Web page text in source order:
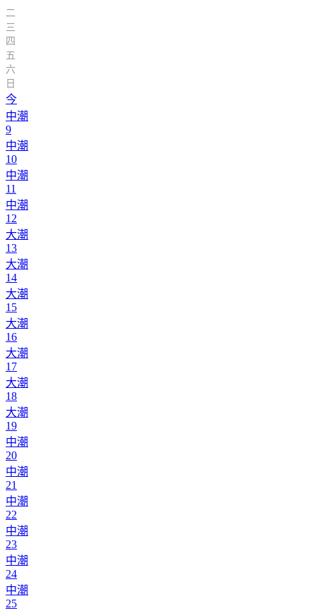
二
三
四
五
六
日
今
中潮
9
中潮
10
中潮
11
中潮
12
大潮
13
大潮
14
大潮
15
大潮
16
大潮
17
大潮
18
大潮
19
中潮
20
中潮
21
中潮
22
中潮
23
中潮
24
中潮
25